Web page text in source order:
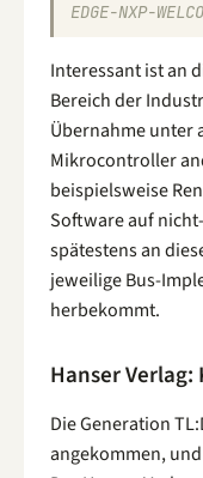
EDGE-NXP-
Interessant ist an
Bereich der
Übernahme unter
Mikrocontroller
beispielsweise
Software auf
spätestens an
jeweilige Bus-
herbekommt.
Hanser
Die Generation
angekommen,